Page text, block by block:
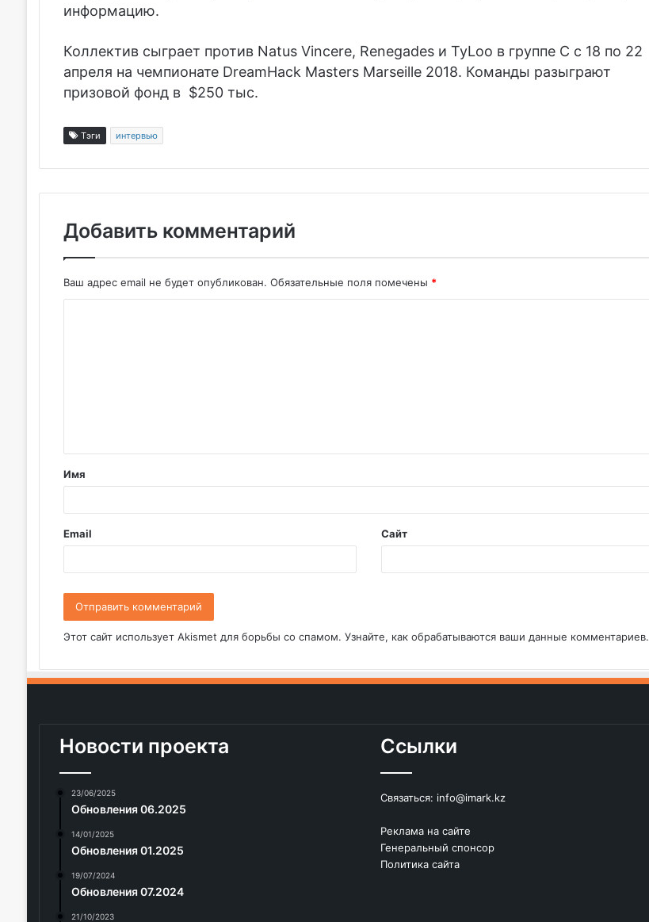
информацию.
Коллектив сыграет против Natus Vincere, Renegadesи TyLoo в группе С с 18 по 22
апреля на чемпионате DreamHack Masters Marseille 2018. Команды разыграют
призовой фонд в $250 тыс.
Тэги интервью
Добавить комментарий
Ваш адрес email не будет опубликован. Обязательные поля помечены *
т
а
й
*
Имя
Email Сайт
Этот сайт использует Akismet для борьбы со спамом. Узнайте, как обрабатываются ваши данные комментариев.
Новости проекта
23/06/2025
Обновления 06.2025
14/01/2025
Обновления 01.2025
19/07/2024
Обновления 07.2024
21/10/2023
Ссылки
Связаться: info@imark.kz
Реклама на сайте
Генеральный спонсор
Политика сайта